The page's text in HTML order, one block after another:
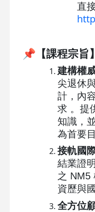
直
📌 【課程宗旨】
建構權
尖退休
計，內
求 。提
知識，
為首要
接軌國
結業證
之 NM5
資歷與
全方位